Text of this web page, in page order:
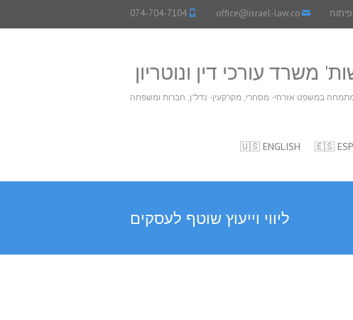
074-704-7104 office@israel-law.co
משרד עורכי דין ונוטריון
במשפט אזרחי- מסחרי, מקרקעין- נדל"ן, חברות ומשפחה
🇺🇸 ENGLISH 🇪🇸
ליווי וייעוץ שוטף לעסקים